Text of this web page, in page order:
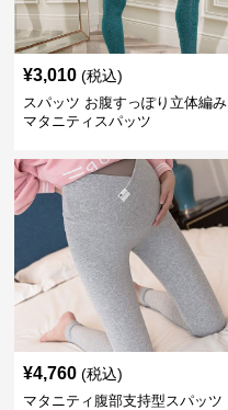
¥3,010 (税込)
スパッツ お腹すっぽり立体編み
マタニティスパッツ
¥4,760 (税込)
マタニティ腹部支持型スパッツ